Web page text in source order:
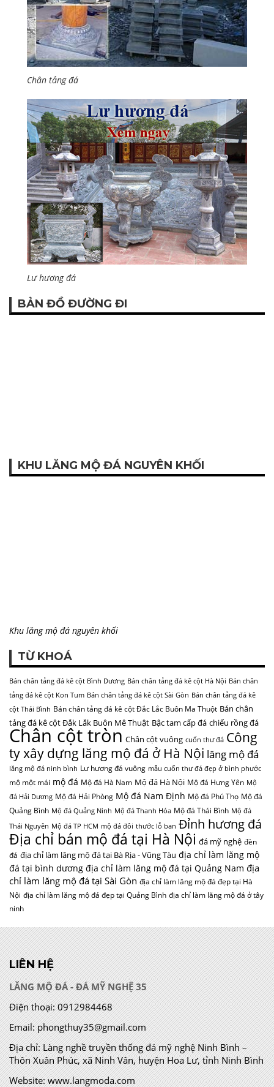
Chân tảng đá
Lư hương đá
BẢN ĐỒ ĐƯỜNG ĐI
KHU LĂNG MỘ ĐÁ NGUYÊN KHỐI
Khu lăng mộ đá nguyên khối
TỪ KHOÁ
Bán chân tảng đá kê cột Bình Dương Bán chân tảng đá kê cột Hà Nội Bán chân
tảng đá kê cột Kon Tum Bán chân tảng đá kê cột Sài Gòn Bán chân tảng đá kê
cột Thái Bình Bán chân tảng đá kê cột Đắc Lắc Buôn Ma Thuột Bán chân
tảng đá kê cột Đắk Lắk Buôn Mê Thuật Bậc tam cấp đá chiếu rồng đá
Chân cột tròn Chân cột vuông cuốn thư đá Công
ty xây dựng lăng mộ đá ở Hà Nội lăng mộ đá
lăng mộ đá ninh bình Lư hương đá vuông mẫu cuốn thư đá đẹp ở bình phước
mộ một mái mộ đá Mộ đá Hà Nam Mộ đá Hà Nội Mộ đá Hưng Yên Mộ
đá Hải Dương Mộ đá Hải Phòng Mộ đá Nam Định Mộ đá Phú Thọ Mộ đá
Quảng Bình Mộ đá Quảng Ninh Mộ đá Thanh Hóa Mộ đá Thái Bình Mộ đá
Thái Nguyên Mộ đá TP HCM mộ đá đôi thước lỗ ban Đỉnh hương đá
Địa chỉ bán mộ đá tại Hà Nội đá mỹ nghệ đèn
đá địa chỉ làm lăng mộ đá tại Bà Rịa - Vũng Tàu địa chỉ làm lăng mộ
đá tại bình dương địa chỉ làm lăng mộ đá tại Quảng Nam địa
chỉ làm lăng mộ đá tại Sài Gòn địa chỉ làm lăng mộ đá đẹp tại Hà
Nội địa chỉ làm lăng mộ đá đẹp tại Quảng Bình địa chỉ làm lăng mộ đá ở tây
ninh
LIÊN HỆ
LĂNG MỘ ĐÁ - ĐÁ MỸ NGHỆ 35
Điện thoại: 0912984468
Email: phongthuy35@gmail.com
Địa chỉ:Làng nghề truyền thống đá mỹ nghệ Ninh Bình –
Thôn Xuân Phúc, xã Ninh Vân, huyện Hoa Lư, tỉnh Ninh Bình
Website: www.langmoda.com